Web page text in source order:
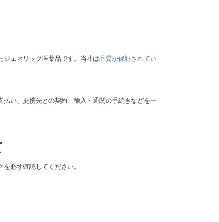
ェネリック医薬品です。当社は品質が保証されてい
い、提携先との契約、輸入・通関の手続きなどを一
必ず確認してください。